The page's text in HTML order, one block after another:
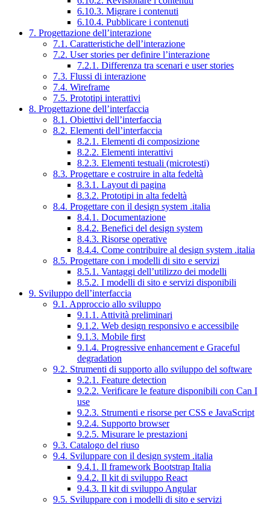
6.10.3. Migrare i contenuti
6.10.4. Pubblicare i contenuti
7. Progettazione dell’interazione
7.1. Caratteristiche dell’interazione
7.2. User stories per definire l’interazione
7.2.1. Differenza tra scenari e user stories
7.3. Flussi di interazione
7.4. Wireframe
7.5. Prototipi interattivi
8. Progettazione dell’interfaccia
8.1. Obiettivi dell’interfaccia
8.2. Elementi dell’interfaccia
8.2.1. Elementi di composizione
8.2.2. Elementi interattivi
8.2.3. Elementi testuali (microtesti)
8.3. Progettare e costruire in alta fedeltà
8.3.1. Layout di pagina
8.3.2. Prototipi in alta fedeltà
8.4. Progettare con il design system .italia
8.4.1. Documentazione
8.4.2. Benefici del design system
8.4.3. Risorse operative
8.4.4. Come contribuire al design system .italia
8.5. Progettare con i modelli di sito e servizi
8.5.1. Vantaggi dell’utilizzo dei modelli
8.5.2. I modelli di sito e servizi disponibili
9. Sviluppo dell’interfaccia
9.1. Approccio allo sviluppo
9.1.1. Attività preliminari
9.1.2. Web design responsivo e accessibile
9.1.3. Mobile first
9.1.4. Progressive enhancement e Graceful
degradation
9.2. Strumenti di supporto allo sviluppo del software
9.2.1. Feature detection
9.2.2. Verificare le feature disponibili con Can I
use
9.2.3. Strumenti e risorse per CSS e JavaScript
9.2.4. Supporto browser
9.2.5. Misurare le prestazioni
9.3. Catalogo del riuso
9.4. Sviluppare con il design system .italia
9.4.1. Il framework Bootstrap Italia
9.4.2. Il kit di sviluppo React
9.4.3. Il kit di sviluppo Angular
9.5. Sviluppare con i modelli di sito e servizi